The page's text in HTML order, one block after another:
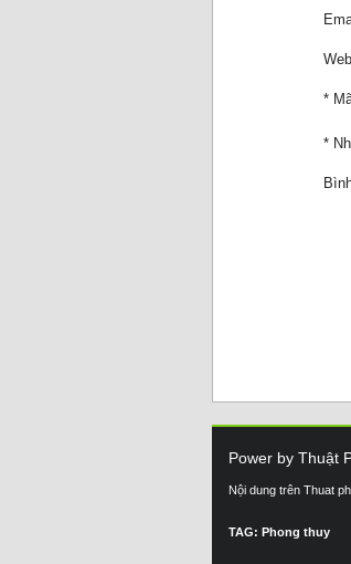
*
*
Power by Thuật
Nội dung trên Thuat
TAG: Phong thuy